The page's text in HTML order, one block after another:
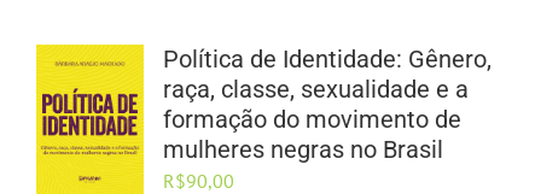
Política de Identidade: Gênero,
raça, classe, sexualidade e a
formação do movimento de
mulheres negras no Brasil
R$90,00